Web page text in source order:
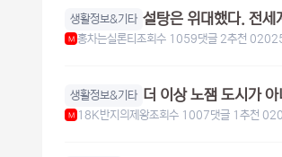
생활정보&기타 설탕은 위대했다. 전세
M 홍차는실론티조회수 1059댓글 2추천 0
생활정보&기타 더 이상 노잼 도시가
M 18K반지의제왕조회수 1007댓글 1 추천 0